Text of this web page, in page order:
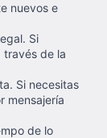
nuevos e
Si
través de la
Si necesitas
mensajería
de lo